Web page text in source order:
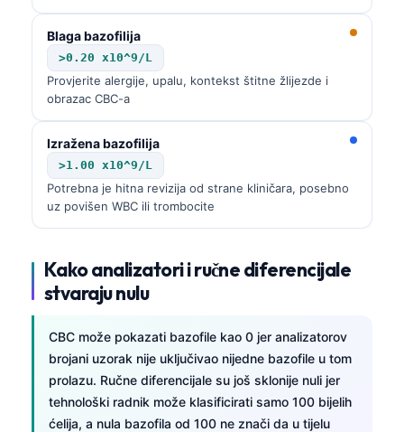
Blaga bazofilija
>0.20 x10^9/L
Provjerite alergije, upalu, kontekst štitne žlijezde i
obrazac CBC-a
Izražena bazofilija
>1.00 x10^9/L
Potrebna je hitna revizija od strane kliničara, posebno
uz povišen WBC ili trombocite
Kako analizatori i ručne diferencijale
stvaraju nulu
CBC može pokazati bazofile kao 0 jer analizatorov
brojani uzorak nije uključivao nijedne bazofile u tom
prolazu. Ručne diferencijale su još sklonije nuli jer
tehnološki radnik može klasificirati samo 100 bijelih
ćelija, a nula bazofila od 100 ne znači da u tijelu